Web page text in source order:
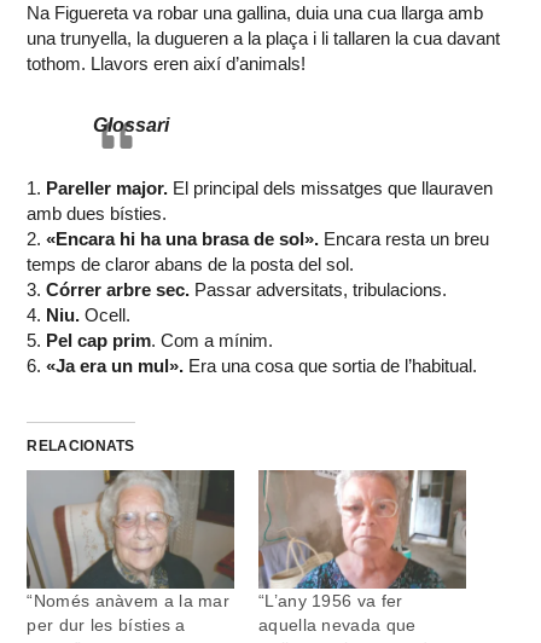
Na Figuereta va robar una gallina, duia una cua llarga amb
una trunyella, la dugueren a la plaça i li tallaren la cua davant
tothom. Llavors eren així d’animals!
Glossari
1. Pareller major. El principal dels missatges que llauraven
amb dues bísties.
2.«Encara hi ha una brasa de sol». Encara resta un breu
temps de claror abans de la posta del sol.
3.Córrer arbre sec. Passar adversitats, tribulacions.
4. Niu. Ocell.
5. Pel cap prim. Com a mínim.
6. «Ja era un mul». Era una cosa que sortia de l’habitual.
RELACIONATS
“Només anàvem a la mar
per dur les bísties a
“L’any 1956 va fer
aquella nevada que